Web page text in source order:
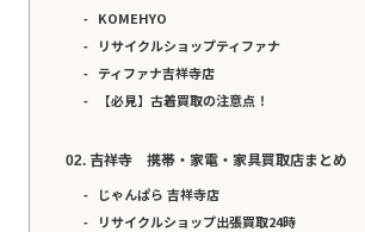
KOMEHYO
リサイクルショップティファナ
ティファナ吉祥寺店
【必見】古着買取の注意点！
吉祥寺 携帯・家電・家具買取店まとめ
じゃんぱら 吉祥寺店
リサイクルショップ出張買取24時